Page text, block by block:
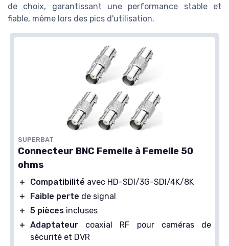
de choix, garantissant une performance stable et
fiable, même lors des pics d'utilisation.
SUPERBAT
Connecteur BNC Femelle à Femelle 50
ohms
＋ Compatibilité avec HD-SDI/3G-SDI/4K/8K
＋
Faible perte de signal
＋ 5 pièces incluses
＋ Adaptateur coaxial RF pour caméras de
sécurité et DVR